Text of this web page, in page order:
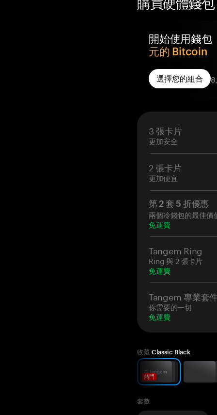
開始使用錢包
元的 Bitcoin
您訂單中的每個
Reward，存入只
每個訂購的錢包
啟用後 14 天內
選擇您的組合 8
3 張卡片
更加安全
2 張卡片
更加便宜
第 2 套 5 折優惠
兩個冷錢包的最佳價
免運費
Tangem Ring
Ring 與 2 張卡片
免運費
Tangem 專業套
你需要的一切
免運費
收藏 Classic Black
熱門
套數